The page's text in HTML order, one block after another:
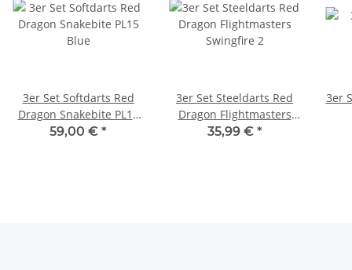
3er Set Softdarts Red
Dragon Snakebite PL15
Blue
59,00 € *
3er Set Steeldarts Red
Dragon Flightmasters
Swingfire 2
35,99 € *
3er